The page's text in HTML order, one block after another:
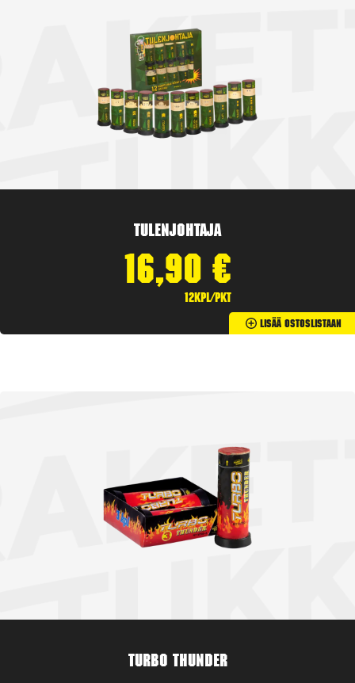
Tulenjohtaja
16,90 €
12kpl/pkt
Lisää Ostoslistaan
Turbo Thunder